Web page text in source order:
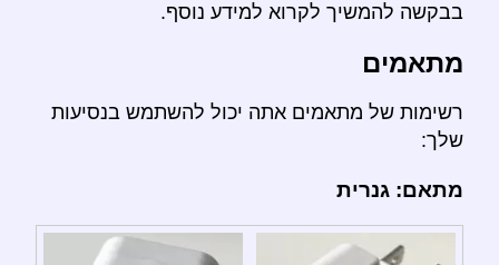
בבקשה להמשיך לקרוא למידע נוסף.
מתאמים
רשימות של מתאמים אתה יכול להשתמש בנסיעות
שלך:
מתאם: גנרית